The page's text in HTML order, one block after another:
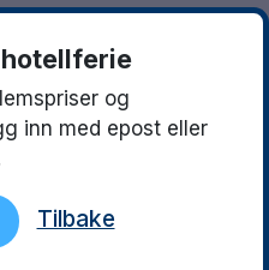
9.3
Read more
og
inn med epost eller
Tilbake